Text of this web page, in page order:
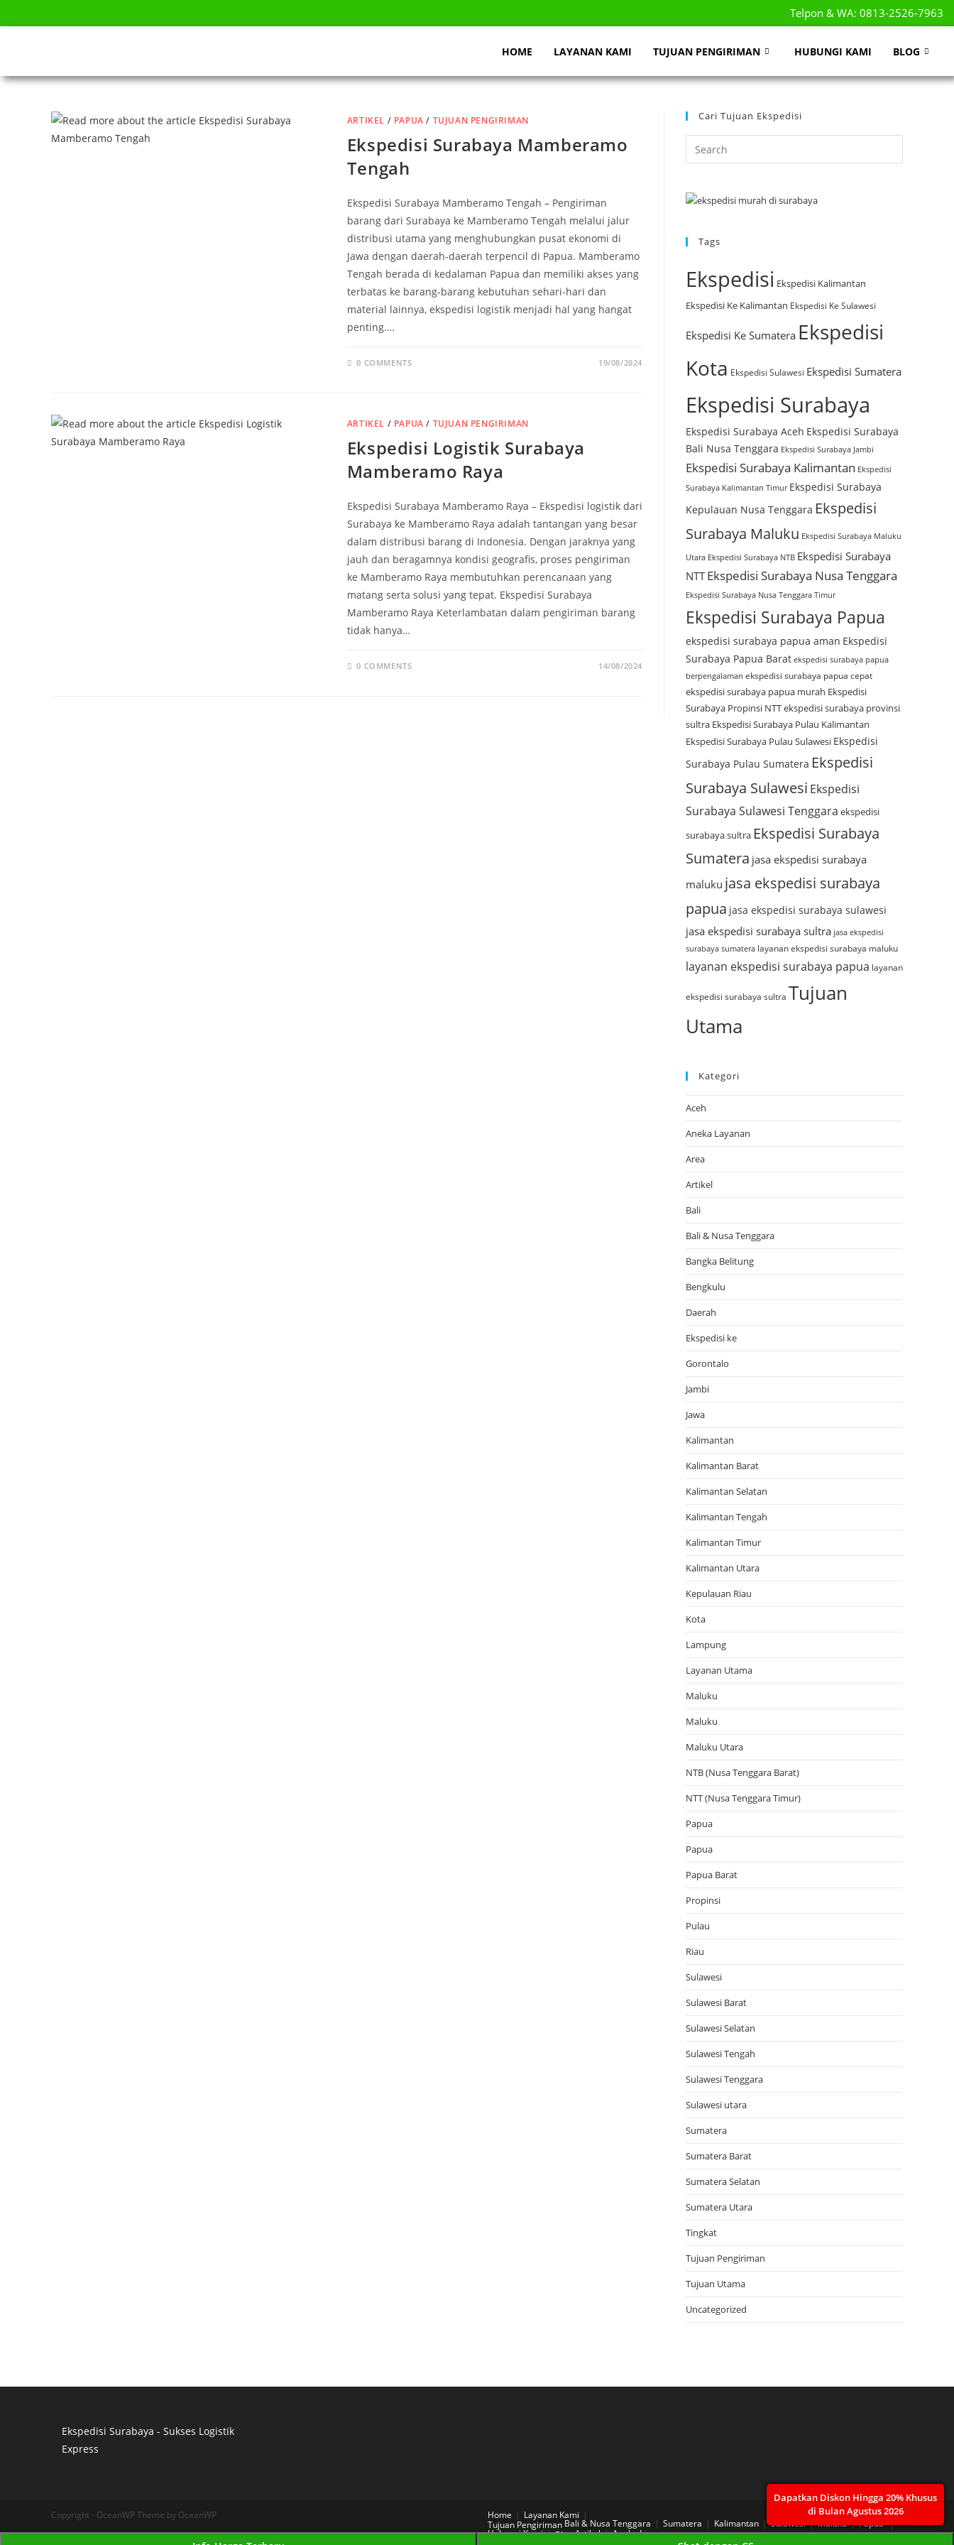
Telpon & WA: 0813-2526-7963
HOME LAYANAN KAMI TUJUAN PENGIRIMAN HUBUNGI KAMI BLOG
ARTIKEL / PAPUA / TUJUAN PENGIRIMAN
Ekspedisi Surabaya Mamberamo
Tengah
Ekspedisi Surabaya Mamberamo Tengah – Pengiriman
barang dari Surabaya ke Mamberamo Tengah melalui jalur
distribusi utama yang menghubungkan pusat ekonomi di
Jawa dengan daerah-daerah terpencil di Papua. Mamberamo
Tengah berada di kedalaman Papua dan memiliki akses yang
terbatas ke barang-barang kebutuhan sehari-hari dan
material lainnya, ekspedisi logistik menjadi hal yang hangat
penting.…
0 COMMENTS 19/08/2024
ARTIKEL / PAPUA / TUJUAN PENGIRIMAN
Ekspedisi Logistik Surabaya
Mamberamo Raya
Ekspedisi Surabaya Mamberamo Raya – Ekspedisi logistik dari
Surabaya ke Mamberamo Raya adalah tantangan yang besar
dalam distribusi barang di Indonesia. Dengan jaraknya yang
jauh dan beragamnya kondisi geografis, proses pengiriman
ke Mamberamo Raya membutuhkan perencanaan yang
matang serta solusi yang tepat. Ekspedisi Surabaya
Mamberamo Raya Keterlambatan dalam pengiriman barang
tidak hanya…
0 COMMENTS 14/08/2024
Cari Tujuan Ekspedisi
Tags
Ekspedisi Ekspedisi Kalimantan
Ekspedisi Ke Kalimantan Ekspedisi Ke Sulawesi
Ekspedisi Ke Sumatera Ekspedisi
Kota Ekspedisi Sulawesi Ekspedisi Sumatera
Ekspedisi Surabaya
Ekspedisi Surabaya Aceh Ekspedisi Surabaya
Bali Nusa Tenggara Ekspedisi Surabaya Jambi
Ekspedisi Surabaya Kalimantan Ekspedisi
Surabaya Kalimantan Timur Ekspedisi Surabaya
Kepulauan Nusa Tenggara Ekspedisi
Surabaya Maluku Ekspedisi Surabaya Maluku
Utara Ekspedisi Surabaya NTB Ekspedisi Surabaya
NTT Ekspedisi Surabaya Nusa Tenggara
Ekspedisi Surabaya Nusa Tenggara Timur
Ekspedisi Surabaya Papua
ekspedisi surabaya papua aman Ekspedisi
Surabaya Papua Barat ekspedisi surabaya papua
berpengalaman ekspedisi surabaya papua cepat
ekspedisi surabaya papua murah Ekspedisi
Surabaya Propinsi NTTekspedisi surabaya provinsi
sultra Ekspedisi Surabaya Pulau Kalimantan
Ekspedisi Surabaya Pulau Sulawesi Ekspedisi
Surabaya Pulau Sumatera Ekspedisi
Surabaya Sulawesi Ekspedisi
Surabaya Sulawesi Tenggara ekspedisi
surabaya sultra Ekspedisi Surabaya
Sumatera jasa ekspedisi surabaya
maluku jasa ekspedisi surabaya
papua jasa ekspedisi surabaya sulawesi
jasa ekspedisi surabaya sultra jasa ekspedisi
surabaya sumatera layanan ekspedisi surabaya maluku
layanan ekspedisi surabaya papua layanan
ekspedisi surabaya sultra Tujuan
Utama
Kategori
Aceh
Aneka Layanan
Area
Artikel
Bali
Bali & Nusa Tenggara
Bangka Belitung
Bengkulu
Daerah
Ekspedisi ke
Gorontalo
Jambi
Jawa
Kalimantan
Kalimantan Barat
Kalimantan Selatan
Kalimantan Tengah
Kalimantan Timur
Kalimantan Utara
Kepulauan Riau
Kota
Lampung
Layanan Utama
Maluku
Maluku
Maluku Utara
NTB (Nusa Tenggara Barat)
NTT (Nusa Tenggara Timur)
Papua
Papua
Papua Barat
Propinsi
Pulau
Riau
Sulawesi
Sulawesi Barat
Sulawesi Selatan
Sulawesi Tengah
Sulawesi Tenggara
Sulawesi utara
Sumatera
Sumatera Barat
Sumatera Selatan
Sumatera Utara
Tingkat
Tujuan Pengiriman
Tujuan Utama
Uncategorized
Dapatkan Diskon Hingga 20% Khusus
di Bulan Agustus 2026
Ekspedisi Surabaya - Sukses Logistik
Express
Jasa Tank Cleaning
Home
Layanan Kami
Tujuan Pengiriman Bali & Nusa Tenggara Sumatera Kalimantan Sulawesi Maluku
Papua
Hubungi Kami
BlogArtikel Aneka Layanan
Copyright - OceanWP Theme by OceanWP